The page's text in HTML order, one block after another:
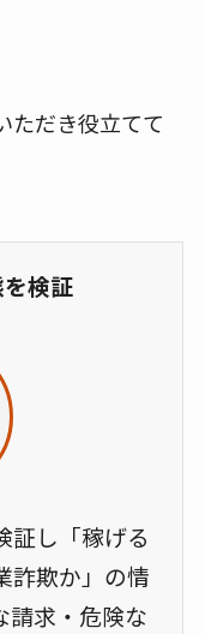
ただき役立てて
検証
証し「稼げる
詐欺か」の情
請求・危険な